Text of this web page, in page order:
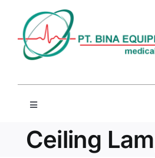
content
Toggle
Beranda
Ceiling